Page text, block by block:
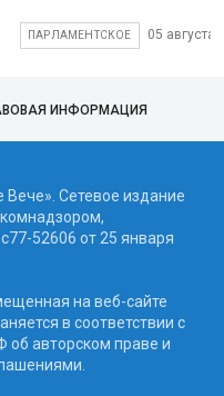
ПАРЛАМЕНТСКОЕ 05 августа
ИНФОРМАЦИЯ
Сетевое издание
52606 от 25 января
на веб-сайте
в соответствии с
об авторском праве и